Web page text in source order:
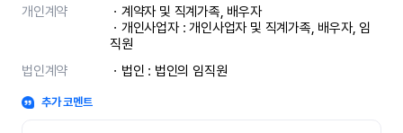
개인계약
ㆍ계약자 및 직계가족, 배우자
ㆍ개인사업자 : 개인사업자 및 직계가족, 배우자, 임
직원
법인계약
ㆍ법인 : 법인의 임직원
추가 코멘트